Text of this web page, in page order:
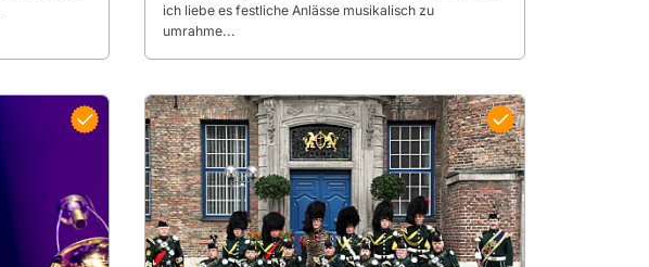
ich liebe es festliche Anlässe musikalisch zu
umrahme...